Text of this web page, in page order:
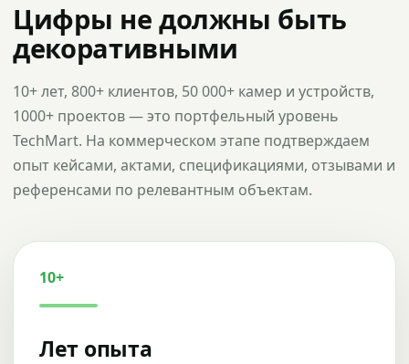
Цифры не должны быть
декоративными
10+ лет, 800+ клиентов, 50 000+ камер и устройств,
1000+ проектов — это портфельный уровень
TechMart. На коммерческом этапе подтверждаем
опыт кейсами, актами, спецификациями, отзывами и
референсами по релевантным объектам.
10+
Лет опыта